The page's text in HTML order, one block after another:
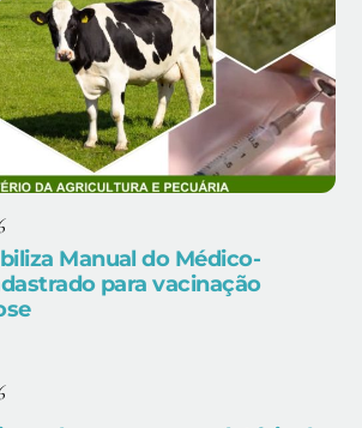
Manual do Médico-
para vacinação